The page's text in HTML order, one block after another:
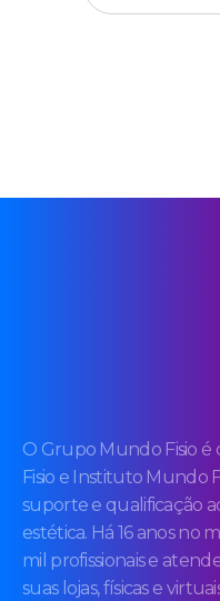
O Grupo Mundo Fisio é
Fisio e Instituto Mundo
suporte e qualificação
estética. Há 16 anos no
mil profissionais e
suas lojas, físicas e